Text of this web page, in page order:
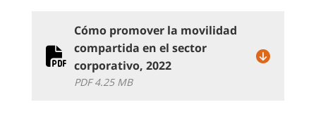
Cómo promover la movilidad
compartida en el sector
corporativo, 2022
PDF 4.25 MB